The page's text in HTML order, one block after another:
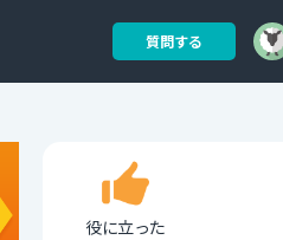
質問する
役に立った